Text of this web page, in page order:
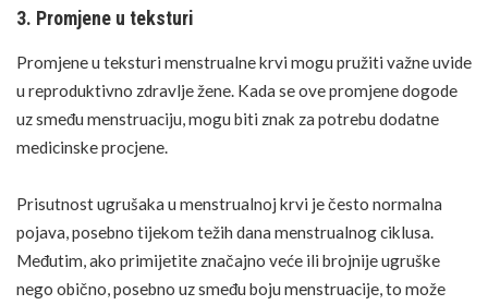
3. Promjene u teksturi
Promjene u teksturi menstrualne krvi mogu pružiti važne uvide
u reproduktivno zdravlje žene. Kada se ove promjene dogode
uz smeđu menstruaciju, mogu biti znak za potrebu dodatne
medicinske procjene.
Prisutnost ugrušaka u menstrualnoj krvi je često normalna
pojava, posebno tijekom težih dana menstrualnog ciklusa.
Međutim, ako primijetite značajno veće ili brojnije ugruške
nego obično, posebno uz smeđu boju menstruacije, to može